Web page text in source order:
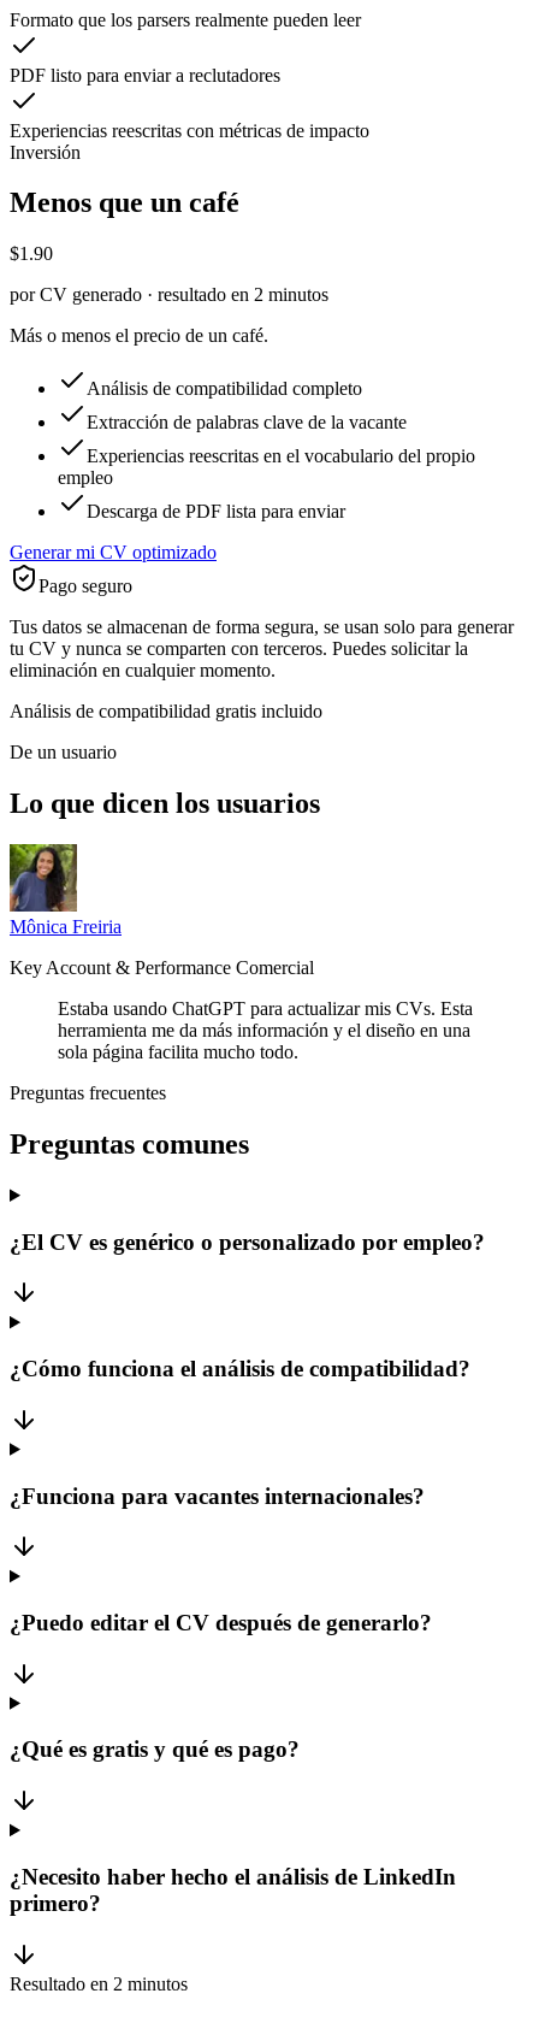
Formato que los parsers realmente pueden leer
PDF listo para enviar a reclutadores
Experiencias reescritas con métricas de impacto
Inversión
Menos que un café
$1.90
por CV generado · resultado en 2 minutos
Más o menos el precio de un café.
Análisis de compatibilidad completo
Extracción de palabras clave de la vacante
Experiencias reescritas en el vocabulario del propio
empleo
Descarga de PDF lista para enviar
Generar mi CV optimizado
Pago seguro
Tus datos se almacenan de forma segura, se usan solo para generar
tu CV y nunca se comparten con terceros. Puedes solicitar la
eliminación en cualquier momento.
Análisis de compatibilidad gratis incluido
De un usuario
Lo que dicen los usuarios
Mônica Freiria
Key Account & Performance Comercial
Estaba usando ChatGPT para actualizar mis CVs. Esta
herramienta me da más información y el diseño en una
sola página facilita mucho todo.
Preguntas frecuentes
Preguntas comunes
¿El CV es genérico o personalizado por empleo?
¿Cómo funciona el análisis de compatibilidad?
¿Funciona para vacantes internacionales?
¿Puedo editar el CV después de generarlo?
¿Qué es gratis y qué es pago?
¿Necesito haber hecho el análisis de LinkedIn
primero?
Resultado en 2 minutos